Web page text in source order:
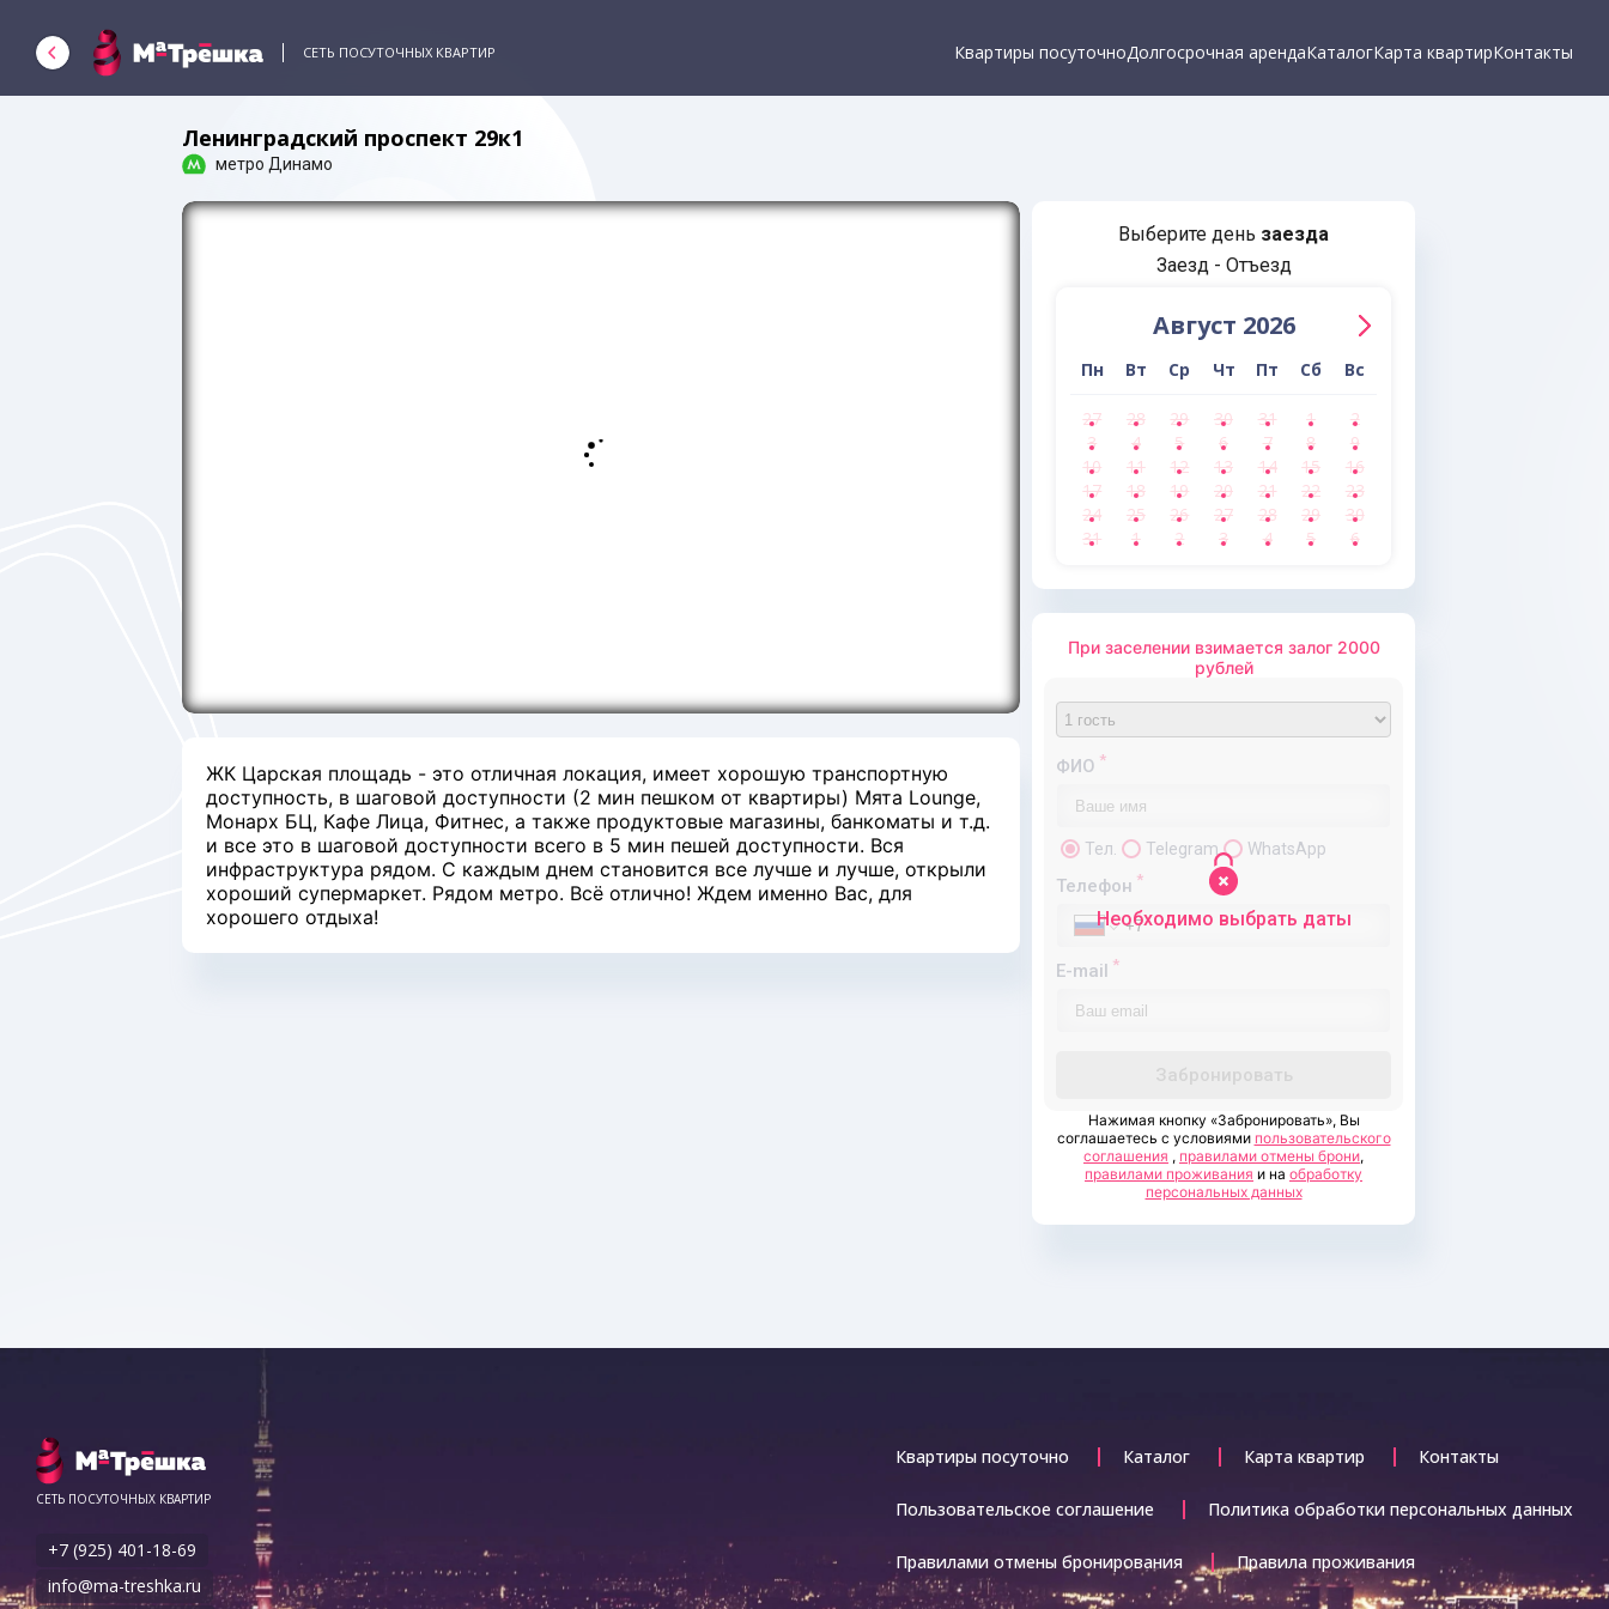
СЕТЬ ПОСУТОЧНЫХ КВАРТИР Квартиры посуточноДолгосрочная арендаКаталогКарта квартирКонтакты
Ленинградский проспект 29к1
метро Динамо
ЖК Царская площадь - это отличная локация, имеет хорошую транспортную
доступность, в шаговой доступности (2 мин пешком от квартиры) Мята Lounge,
Монарх БЦ, Кафе Лица, Фитнес, а также продуктовые магазины, банкоматы и т.д.
и все это в шаговой доступности всего в 5 мин пешей доступности. Вся
инфраструктура рядом. С каждым днем становится все лучше и лучше, открыли
хороший супермаркет. Рядом метро. Всё отлично! Ждем именно Вас, для
хорошего отдыха!
Выберите день заезда
Заезд - Отъезд
Август 2026
Пн Вт Ср Чт Пт Сб Вс
27 28 29 30 31 1
2
3
4 5 6 7 8
9
10
11 12 13 14 15
16
17
18 19 20 21 22
23
24
25 26 27 28 29
30
31
1 2 3 4 5 6
При заселении взимается залог 2000
рублей
Необходимо выбрать даты
Предоплата Полная оплата
ФИО *
Тел. Telegram WhatsApp
Телефон *
E-mail *
Забронировать
Нажимая кнопку «Забронировать», Вы
соглашаетесь с условиями пользовательского
соглашения , правилами отмены брони,
правилами проживания и на обработку
персональных данных
СЕТЬ ПОСУТОЧНЫХ КВАРТИР
+7 (925) 401-18-69
info@ma-treshka.ru
Квартиры посуточно Каталог Карта квартир Контакты
Пользовательское соглашение Политика обработки персональных данных
Правилами отмены бронирования Правила проживания